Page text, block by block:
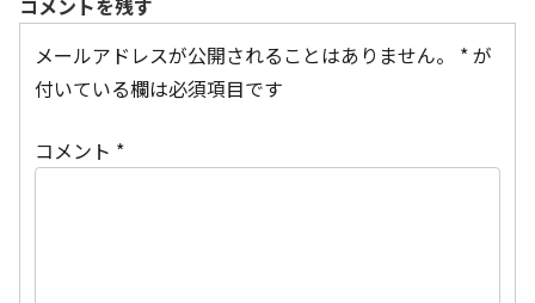
コメントを残す
メールアドレスが公開されることはありません。
*が
付いている欄は必須項目です
コメント *